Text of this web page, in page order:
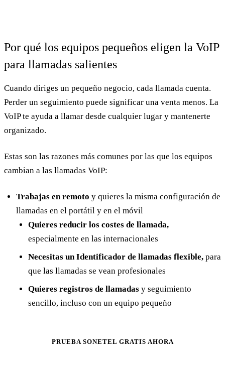
Por qué los equipos pequeños eligen la VoIP
para llamadas salientes
Cuando diriges un pequeño negocio, cada llamada cuenta.
Perder un seguimiento puede significar una venta menos. La
VoIP te ayuda a llamar desde cualquier lugar y mantenerte
organizado.
Estas son las razones más comunes por las que los equipos
cambian a las llamadas VoIP:
Trabajas en remoto y quieres la misma configuración de
llamadas en el portátil y en el móvil
Quieres reducir los costes de llamada,
especialmente en las internacionales
Necesitas un Identificador de llamadas flexible, para
que las llamadas se vean profesionales
Quieres registros de llamadas y seguimiento
sencillo, incluso con un equipo pequeño
PRUEBA SONETEL GRATIS AHORA